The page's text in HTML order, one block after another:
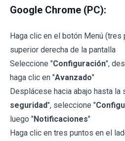
Google Chrome (PC):
Haga clic en el botón Menú (tres
superior derecha de la pantalla
Seleccione "Configuración",
haga clic en "Avanzado"
Desplácese hacia abajo hasta la
seguridad", seleccione "
luego "Notificaciones"
Haga clic en tres puntos en el